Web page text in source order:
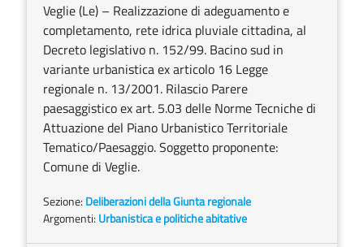
Veglie (Le) – Realizzazione di adeguamento e
completamento, rete idrica pluviale cittadina, al
Decreto legislativo n. 152/99. Bacino sud in
variante urbanistica ex articolo 16 Legge
regionale n. 13/2001. Rilascio Parere
paesaggistico ex art. 5.03 delle Norme Tecniche di
Attuazione del Piano Urbanistico Territoriale
Tematico/Paesaggio. Soggetto proponente:
Comune di Veglie.
Sezione: Deliberazioni della Giunta regionale
Argomenti: Urbanistica e politiche abitative